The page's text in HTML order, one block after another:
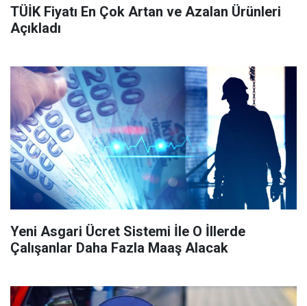
TÜİK Fiyatı En Çok Artan ve Azalan Ürünleri
Açıkladı
Yeni Asgari Ücret Sistemi İle O İllerde
Çalışanlar Daha Fazla Maaş Alacak